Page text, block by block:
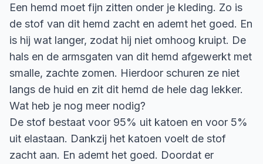
Een hemd moet fijn zitten onder je kleding. Zo is
de stof van dit hemd zacht en ademt het goed. En
is hij wat langer, zodat hij niet omhoog kruipt. De
hals en de armsgaten van dit hemd afgewerkt met
smalle, zachte zomen. Hierdoor schuren ze niet
langs de huid en zit dit hemd de hele dag lekker.
Wat heb je nog meer nodig?
De stof bestaat voor 95% uit katoen en voor 5%
uit elastaan. Dankzij het katoen voelt de stof
zacht aan. En ademt het goed. Doordat er